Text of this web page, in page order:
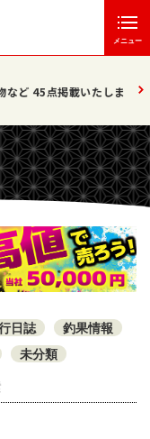
メニュー
など 45点掲載いたしま
日誌
釣果情報
未分類